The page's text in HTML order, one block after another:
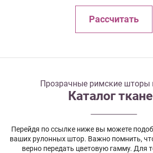
Рассчитать
Прозрачные римские шторы
Каталог
Перейдя по ссылке ниже вы можете
ваших рулонных штор. Важно помнить,
верно передать цветовую гамму. Для